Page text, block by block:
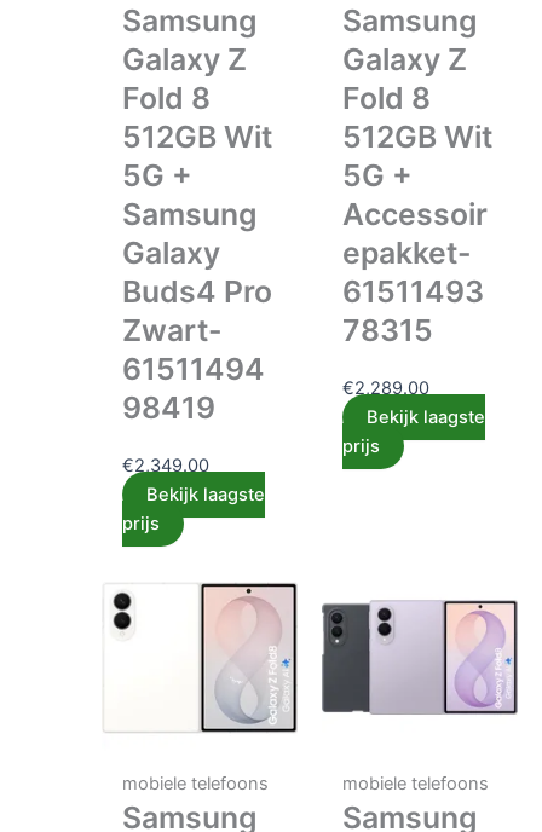
Samsung
Galaxy Z
Fold 8
512GB Wit
5G +
Samsung
Galaxy
Buds4 Pro
Zwart-
61511494
98419
€2,349.00
Bekijk laagste
prijs
Samsung
Galaxy Z
Fold 8
512GB Wit
5G +
Accessoir
epakket-
61511493
78315
€2,289.00
Bekijk laagste
prijs
mobiele telefoons
Samsung
mobiele telefoons
Samsung